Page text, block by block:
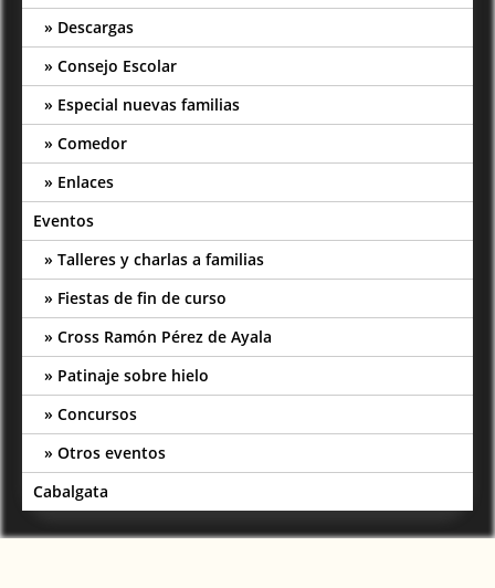
Descargas
Consejo Escolar
Especial nuevas familias
Comedor
Enlaces
Eventos
Talleres y charlas a familias
Fiestas de fin de curso
Cross Ramón Pérez de Ayala
Patinaje sobre hielo
Concursos
Otros eventos
Cabalgata